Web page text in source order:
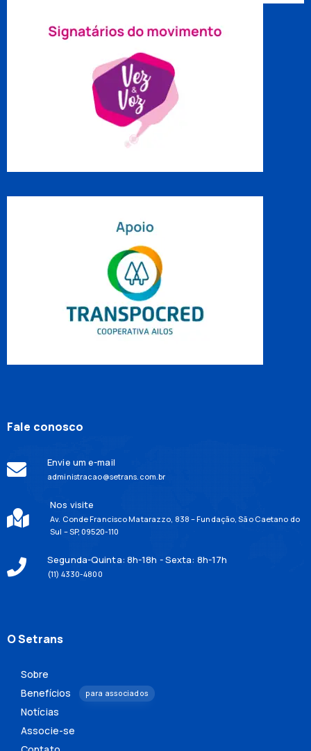
Fale conosco
Envie um e-mail
administracao@setrans.com.br
Nos visite
Av. Conde Francisco Matarazzo, 838 – Fundação, São Caetano do
Sul – SP, 09520-110
Segunda-Quinta: 8h-18h - Sexta: 8h-17h
(11) 4330-4800
O Setrans
Sobre
Benefícios
para associados
Notícias
Associe-se